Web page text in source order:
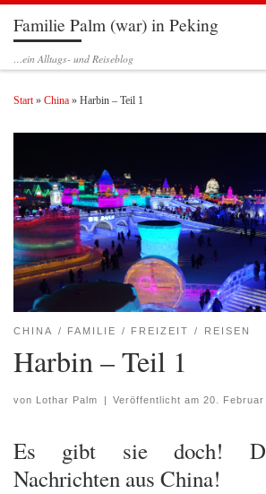
Zum Inhalt springen
Familie Palm (war) in Peking
…ein Alltags- und Reiseblog
Start » China » Harbin – Teil 1
CHINA FAMILIE FREIZEIT REISEN
Harbin – Teil 1
von Lothar Palm | Veröffentlicht am20. Februar
Es gibt sie doch!
Nachrichten aus China!